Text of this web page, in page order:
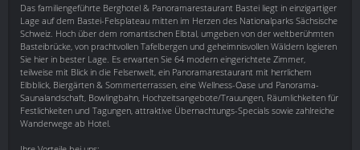
Das familiengeführte Berghotel & Panoramarestaurant Bastei liegt in einzigartiger
Lage auf dem Bastei-Felsplateau mitten im Herzen des Nationalparks Sächsische
Schweiz. Hoch über dem romantischen Elbtal, umgeben von der weltberühmten
Basteibrücke, von prachtvollen Tafelbergen und geheimnisvollen Wäldern logieren
Sie hier in bester Lage. Es erwarten Sie 64 modern eingerichtete Zimmer,
teilweise mit Blick in die Felsenwelt, ein Panoramarestaurant mit herrlichem
Elbblick, Biergärten & Sommerterrassen, eine Wellness-Oase und Panorama-
Saunalandschaft, Bowlingbahn, Hochzeitsangebote/Trauungen, Räumlichkeiten für
Festlichkeiten und Tagungen, attraktive Übernachtungs-Specials sowie zahlreiche
Wanderwege ab Hotel.